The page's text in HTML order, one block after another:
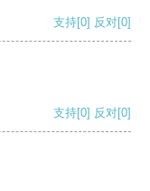
支持[0] 反对[0]
支持[0] 反对[0]